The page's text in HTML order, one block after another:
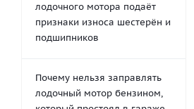
лодочного мотора подаёт
признаки износа шестерён и
подшипников
Почему нельзя заправлять
лодочный мотор бензином,